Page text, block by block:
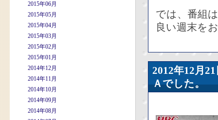
2015年06月
2015年05月
2015年04月
2015年03月
2015年02月
2015年01月
2014年12月
2014年11月
2014年10月
2014年09月
2014年08月
では、番組
良い週末を
2012年12
Ａでした。